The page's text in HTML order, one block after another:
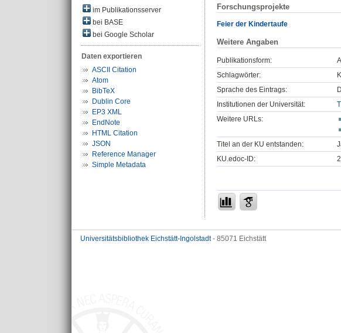
im Publikationsserver
bei BASE
bei Google Scholar
Daten exportieren
ASCII Citation
Atom
BibTeX
Dublin Core
EP3 XML
EndNote
HTML Citation
JSON
Reference Manager
Simple Metadata
Forschungsprojekte
Feier der Kindertaufe
Weitere Angaben
Publikationsform:
Schlagwörter:
Sprache des Eintrags:
Institutionen der Universität:
Weitere URLs:
Titel an der KU entstanden:
KU.edoc-ID:
Universitätsbibliothek Eichstätt-Ingolstadt- 85071 Eichstätt